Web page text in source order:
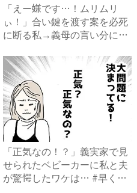
「えー嫌です…！ムリムリ
ぃ！」合い鍵を渡す案を必死
に断る私→義母の言い分にあ
「正気なの！？」義実家で見
せられたベビーカーに私と夫
が驚愕したワケは… #早く